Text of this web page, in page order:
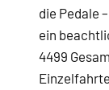
die Pedale
ein
4499